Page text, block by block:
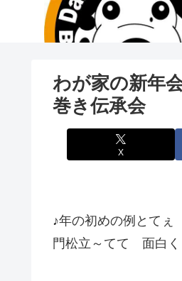
わが家の新年
巻き伝承会
X
♪年の初めの例とて
門松立～てて 面白